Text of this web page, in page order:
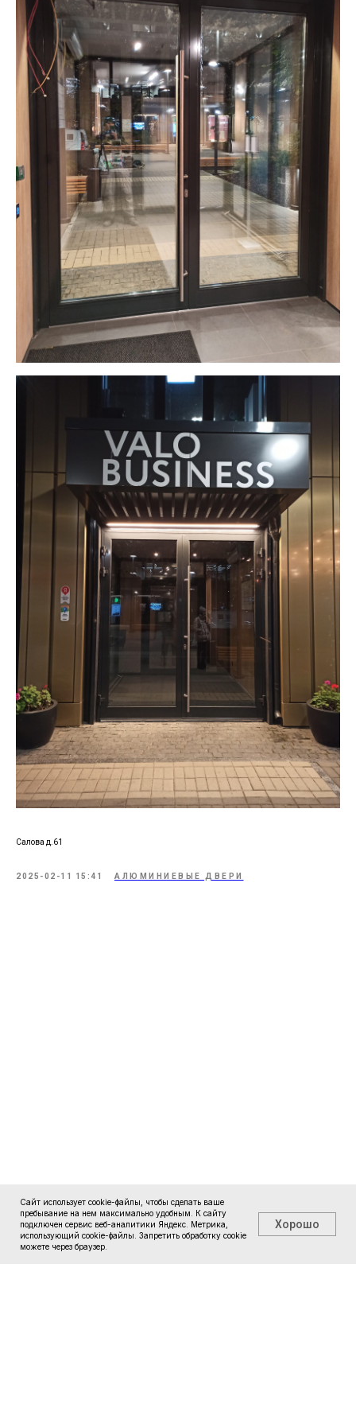
Салова д.61
2025-02-11 15:41 АЛЮМИНИЕВЫЕ ДВЕРИ
д. Пески, Ломоносовский район,
Торгово-Промышленная ул. д.30
тел/факс:8 (812) 408-49-90
E-mail:
info@nakvadrate.ru
О компании
Адрес
Услуги
Наши работы
Контакты
© 2010-2025 ООО «КВАДРАТ».
Все права защищены.
Сайт использует cookie-файлы, чтобы сделать ваше
пребывание на нем максимально удобным. К cайту
подключен сервис веб-аналитики Яндекс. Метрика,
использующий cookie-файлы. Запретить обработку cookie
можете через браузер.
Хорошо